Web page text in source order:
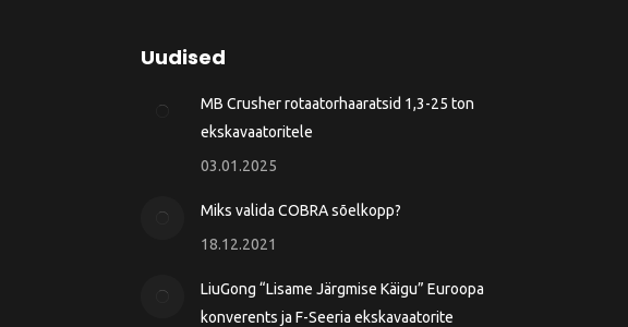
Uudised
MB Crusher rotaatorhaaratsid 1,3-25 ton
ekskavaatoritele
03.01.2025
Miks valida COBRA sõelkopp?
18.12.2021
LiuGong “Lisame Järgmise Käigu” Euroopa
konverents ja F-Seeria ekskavaatorite